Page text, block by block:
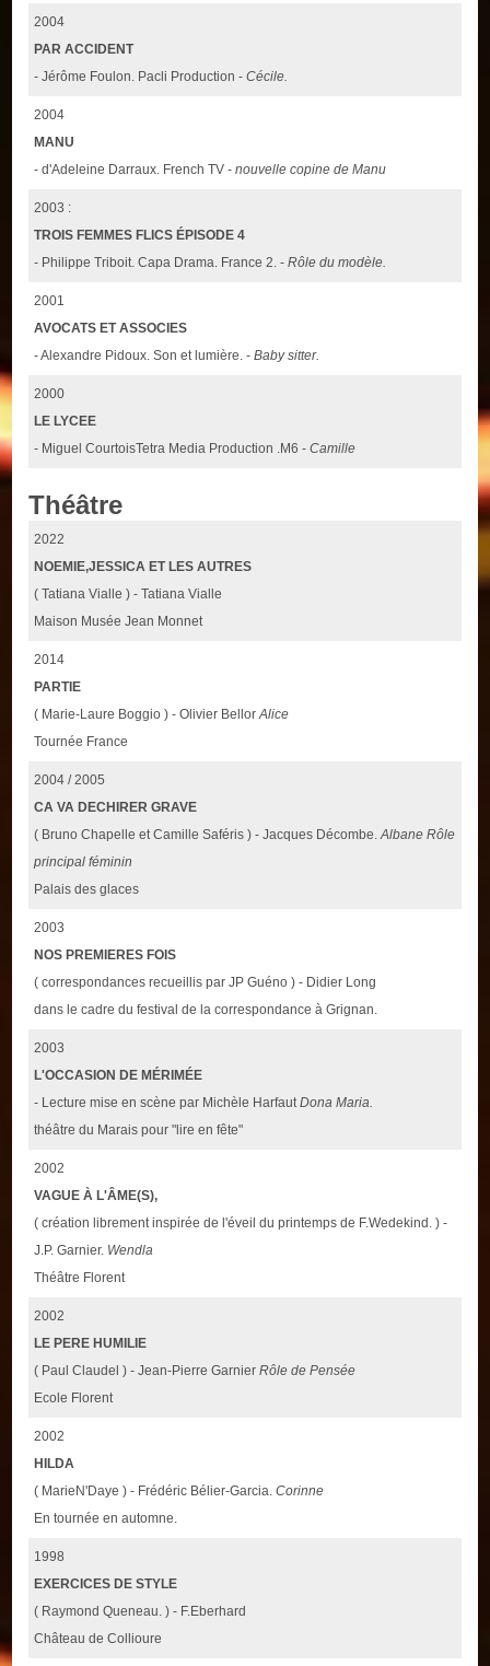
2004
PAR ACCIDENT
- Jérôme Foulon. Pacli Production -Cécile.
2004
MANU
- d'Adeleine Darraux. French TV -nouvelle copine de Manu
2003 :
TROIS FEMMES FLICS ÉPISODE 4
- Philippe Triboit. Capa Drama. France 2. -Rôle du modèle.
2001
AVOCATS ET ASSOCIES
- Alexandre Pidoux. Son et lumière. -Baby sitter.
2000
LE LYCEE
- Miguel CourtoisTetra Media Production .M6 -Camille
Théâtre
2022
NOEMIE,JESSICA ET LES AUTRES
( Tatiana Vialle ) - Tatiana Vialle
Maison Musée Jean Monnet
2014
PARTIE
( Marie-Laure Boggio ) - Olivier BellorAlice
Tournée France
2004 / 2005
CA VA DECHIRER GRAVE
( Bruno Chapelle et Camille Saféris ) - Jacques Décombe.Albane Rôle
principal féminin
Palais des glaces
2003
NOS PREMIERES FOIS
( correspondances recueillis par JP Guéno ) - Didier Long
dans le cadre du festival de la correspondance à Grignan.
2003
L'OCCASION DE MÉRIMÉE
- Lecture mise en scène par Michèle HarfautDona Maria.
théâtre du Marais pour "lire en fête"
2002
VAGUE À L'ÂME(S),
( création librement inspirée de l'éveil du printemps de F.Wedekind. ) -
J.P. Garnier. Wendla
Théâtre Florent
2002
LE PERE HUMILIE
( Paul Claudel ) - Jean-Pierre GarnierRôle de Pensée
Ecole Florent
2002
HILDA
( MarieN'Daye ) - Frédéric Bélier-Garcia.Corinne
En tournée en automne.
1998
EXERCICES DE STYLE
( Raymond Queneau. ) - F.Eberhard
Château de Collioure